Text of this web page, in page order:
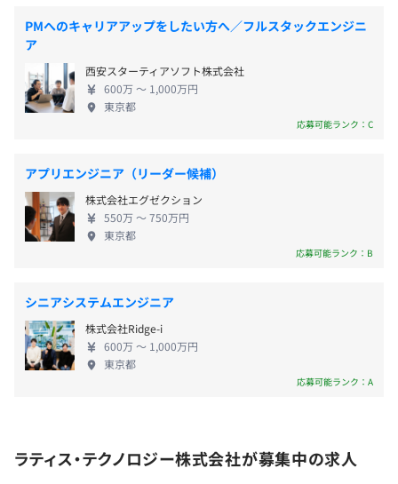
本田技研工業 株式会社
MAN Trucks（ドイツ）
■造船／重工業
常石造船 株式会社
富士重工業 株式会社
■精密機器
オリンパス 株式会社
株式会社 ニコン
ブラザー工業 株式会社
■産業機器
ホシザキ電機 株式会社
■リフレッシュ休暇（長期勤続者表彰5年ごと）
など
■資格取得支援・手当あり
■退職金制度あり
※別途、業績連動賞与あり
ゆきたいと考えています。 「高い技術力をもって世
界に挑戦しよう」という気概を持っている方、また
「会社とともに成長したい」という熱い情熱を持っ
ている方、ラティス・テクノロジーという舞台で、
一緒にチャレンジしてみませんか。 当社は働きやす
い環境づくりに努めています。 リモートワーク制度
い働き方を実現していただけます。 また、月平均残
業時間は、全社平均10時間程度。 プライベートも充
実させていただける環境で、ライフワークバランス
も充実しています。
PMへのキャリアアップをしたい方へ／フルスタックエンジニ
ア
西安スターティアソフト株式会社
600万 〜 1,000万円
東京都
応募可能ランク：C
アプリエンジニア（リーダー候補）
株式会社エグゼクション
550万 〜 750万円
東京都
応募可能ランク：B
シニアシステムエンジニア
株式会社Ridge-i
600万 〜 1,000万円
東京都
応募可能ランク：A
ラティス・テクノロジー株式会社が募集中の求人